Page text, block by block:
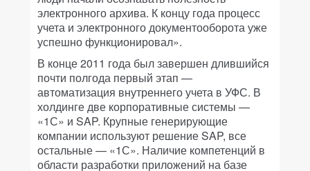
электронного архива. К концу года процесс
учета и электронного документооборота уже
успешно функционировал».
В конце 2011 года был завершен длившийся
почти полгода первый этап —
автоматизация внутреннего учета в УФС. В
холдинге две корпоративные системы —
«1С» и SAP. Крупные генерирующие
компании используют решение SAP, все
остальные — «1С». Наличие компетенций в
области разработки приложений на базе